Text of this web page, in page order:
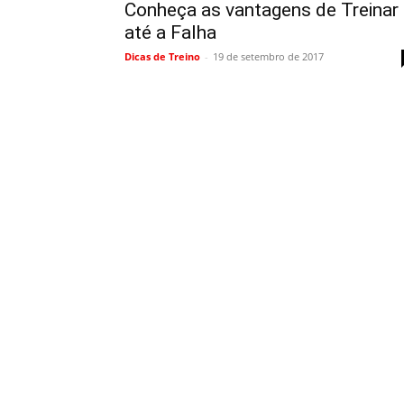
Conheça as vantagens de Treinar
até a Falha
Dicas de Treino - 19 de setembro de 2017